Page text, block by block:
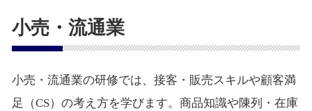
小売・流通業
小売・流通業の研修では、接客・販売スキルや顧客満
足（CS）の考え方を学びます。商品知識や陳列・在庫